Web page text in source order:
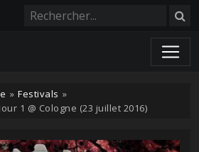
» Festivals »
1 @ Cologne (23 juillet 2016)
cookies